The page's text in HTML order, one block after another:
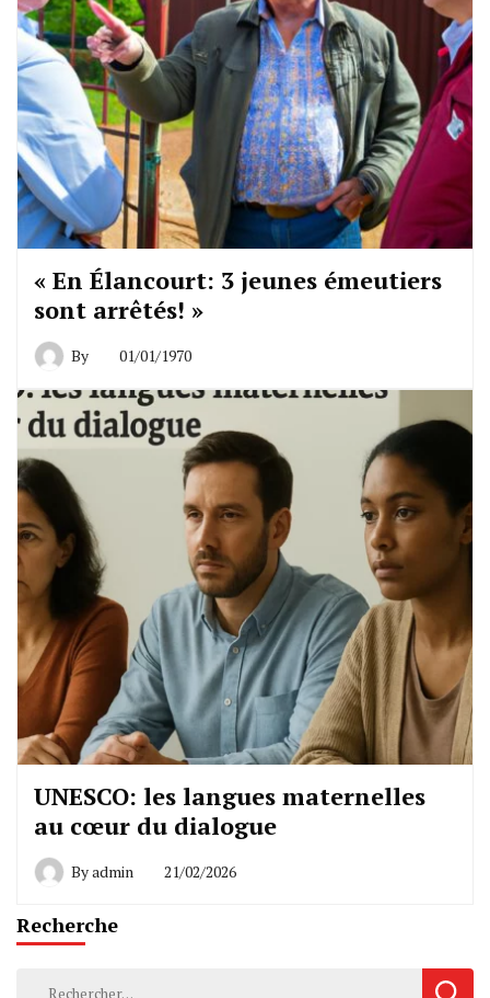
« En Élancourt: 3 jeunes émeutiers
sont arrêtés! »
By 01/01/1970
UNESCO: les langues maternelles
au cœur du dialogue
Byadmin 21/02/2026
Recherche
Rechercher :